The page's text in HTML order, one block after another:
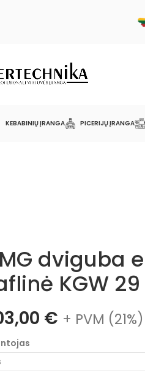
KEBABINIŲ ĮRANGA PICERIJŲ ĮRANGA
dviguba
KGW 29
€ + PVM (21%)